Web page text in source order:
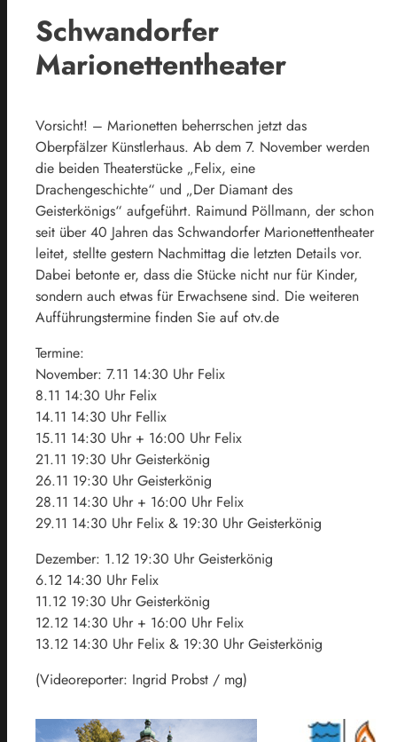
Schwandorfer
Marionettentheater
Vorsicht! – Marionetten beherrschen jetzt das
Oberpfälzer Künstlerhaus. Ab dem 7. November werden
die beiden Theaterstücke „Felix, eine
Drachengeschichte“ und „Der Diamant des
Geisterkönigs“ aufgeführt. Raimund Pöllmann, der schon
seit über 40 Jahren das Schwandorfer Marionettentheater
leitet, stellte gestern Nachmittag die letzten Details vor.
Dabei betonte er, dass die Stücke nicht nur für Kinder,
sondern auch etwas für Erwachsene sind. Die weiteren
Aufführungstermine finden Sie auf otv.de
Termine:
November: 7.11 14:30 Uhr Felix
8.11 14:30 Uhr Felix
14.11 14:30 Uhr Fellix
15.11 14:30 Uhr + 16:00 Uhr Felix
21.11 19:30 Uhr Geisterkönig
26.11 19:30 Uhr Geisterkönig
28.11 14:30 Uhr + 16:00 Uhr Felix
29.11 14:30 Uhr Felix & 19:30 Uhr Geisterkönig
Dezember: 1.12 19:30 Uhr Geisterkönig
6.12 14:30 Uhr Felix
11.12 19:30 Uhr Geisterkönig
12.12 14:30 Uhr + 16:00 Uhr Felix
13.12 14:30 Uhr Felix & 19:30 Uhr Geisterkönig
(Videoreporter: Ingrid Probst / mg)